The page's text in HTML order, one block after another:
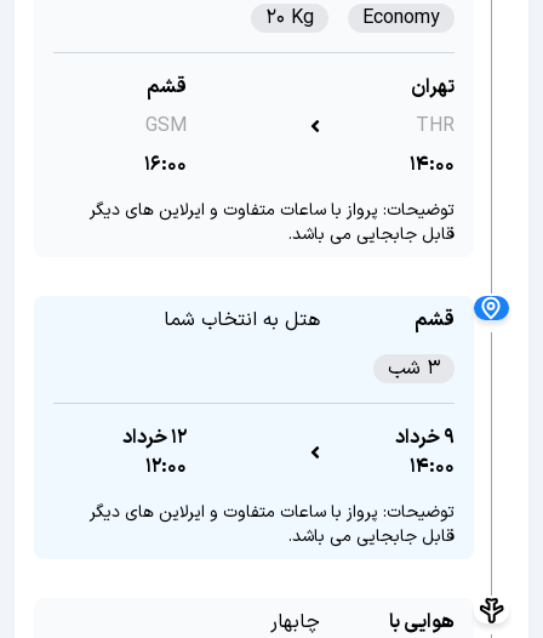
Economy
20 Kg
تهران
THR
14:00
قشم
GSM
16:00
توضیحات: پرواز با ساعات متفاوت و ایرلاین های دیگر
قابل جابجایی می باشد.
قشم
هتل به انتخاب شما
3 شب
9 خرداد
14:00
12 خرداد
12:00
توضیحات: پرواز با ساعات متفاوت و ایرلاین های دیگر
قابل جابجایی می باشد.
هوایی با
چابهار